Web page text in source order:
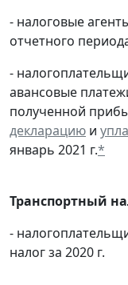
- налоговые
отчетного
-
авансовые
полученной
декларацию и
январь 2021 г.*
Транспортный
-
налог за 2020 г.